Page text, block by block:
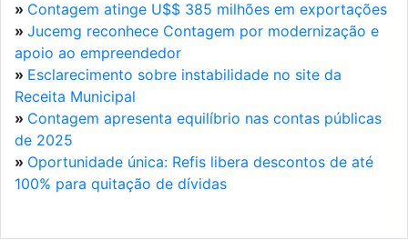
» Contagem atinge U$$ 385 milhões em exportações
» Jucemg reconhece Contagem por modernização e
apoio ao empreendedor
» Esclarecimento sobre instabilidade no site da
Receita Municipal
» Contagem apresenta equilíbrio nas contas públicas
de 2025
» Oportunidade única: Refis libera descontos de até
100% para quitação de dívidas